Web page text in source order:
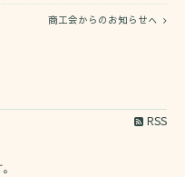
商工会からのお知らせへ
RSS